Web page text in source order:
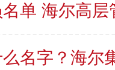
海尔高层管理
字？海尔集团老